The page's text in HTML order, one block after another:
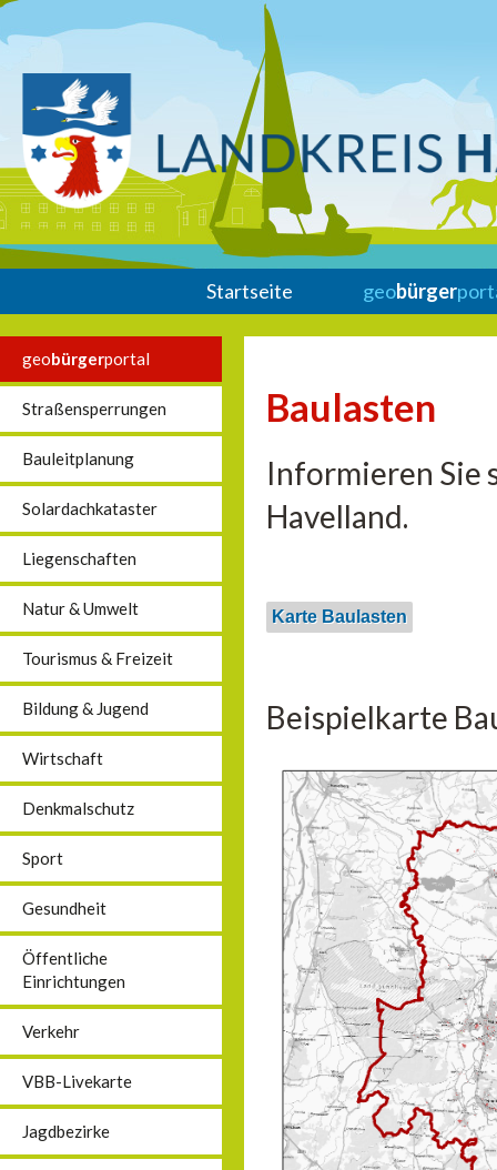
Startseite geobürger
geobürgerportal
Straßensperrungen
Bauleitplanung
Solardachkataster
Liegenschaften
Natur & Umwelt
Tourismus & Freizeit
Bildung & Jugend
Wirtschaft
Denkmalschutz
Sport
Gesundheit
Öffentliche
Einrichtungen
Verkehr
VBB-Livekarte
Jagdbezirke
Baulasten
Informieren Sie
Havelland.
Karte Baulasten
Beispielkarte